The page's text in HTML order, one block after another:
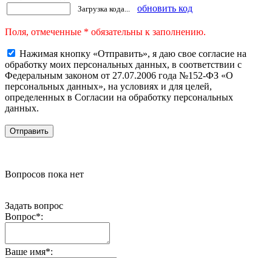
Загрузка кода... обновить код
Поля, отмеченные * обязательны к заполнению.
Нажимая кнопку «Отправить», я даю свое согласие на
обработку моих персональных данных, в соответствии с
Федеральным законом от 27.07.2006 года №152-ФЗ «О
персональных данных», на условиях и для целей,
определенных в Согласии на обработку персональных
данных.
Вопросов пока нет
Задать вопрос
Вопрос*:
Ваше имя*: